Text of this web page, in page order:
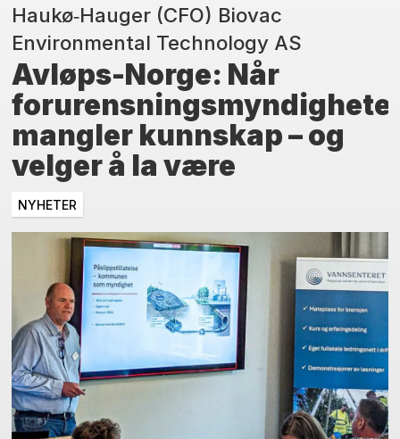
Haukø‑Hauger (CFO) Biovac
Environmental Technology AS
Avløps-Norge: Når
mangler kunnskap – og
velger å la være
NYHETER